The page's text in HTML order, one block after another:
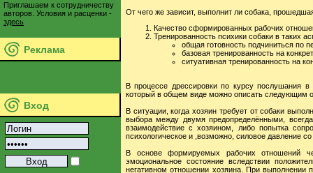
Приглашаем к сотрудничеству
авторов. Условия и расценки -
здесь
Реклама
Вход
От чего же зависит, выполнит ли собака,
Качество сформированных рабочих
Тренированность психики собаки в таких
общая готовность подчиниться по
базовая тренированность на
ситуативная тренированность на
В процессе дрессировки по курсу послушания в
который в общем виде можно описать следующим
В ситуации, когда хозяин требует от собаки
выбора между двумя предопределёнными,
взаимодействие с хозяином, либо попытка
психологическое и ,возможно, силовое давление
В основе формируемых рабочих отношений
эмоциональное состояние вследствии
негативном отношении хозяина. При выполнении